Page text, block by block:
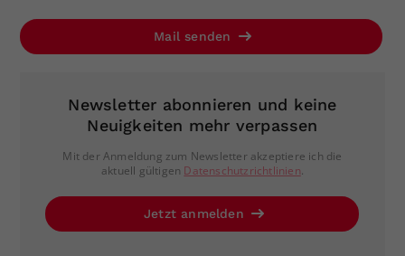
Mail senden
Newsletter abonnieren und keine
Neuigkeiten mehr verpassen
Mit der Anmeldung zum Newsletter akzeptiere ich die
aktuell gültigen Datenschutzrichtlinien.
Jetzt anmelden